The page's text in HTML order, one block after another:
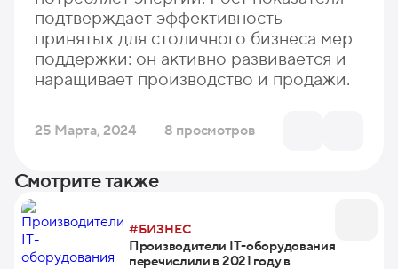
подтверждает эффективность
принятых для столичного бизнеса мер
поддержки: он активно развивается и
наращивает производство и продажи.
25 Марта, 2024 8 просмотров
Смотрите также
#БИЗНЕС
Производители IT-оборудования
перечислили в 2021 году в